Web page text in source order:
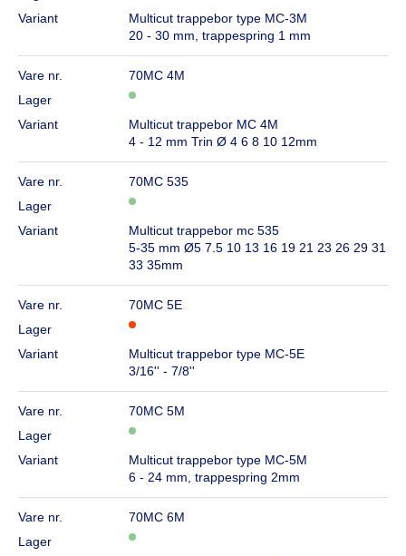
Variant
Multicut trappebor type MC-3M
20 - 30 mm, trappespring 1 mm
Vare nr.
70MC 4M
Lager
Variant
Multicut trappebor MC 4M
4 - 12 mm Trin Ø 4 6 8 10 12mm
Vare nr.
70MC 535
Lager
Variant
Multicut trappebor mc 535
5-35 mm Ø5 7.5 10 13 16 19 21 23 26 29 31
33 35mm
Vare nr.
70MC 5E
Lager
Variant
Multicut trappebor type MC-5E
3/16'' - 7/8''
Vare nr.
70MC 5M
Lager
Variant
Multicut trappebor type MC-5M
6 - 24 mm, trappespring 2mm
Vare nr.
70MC 6M
Lager